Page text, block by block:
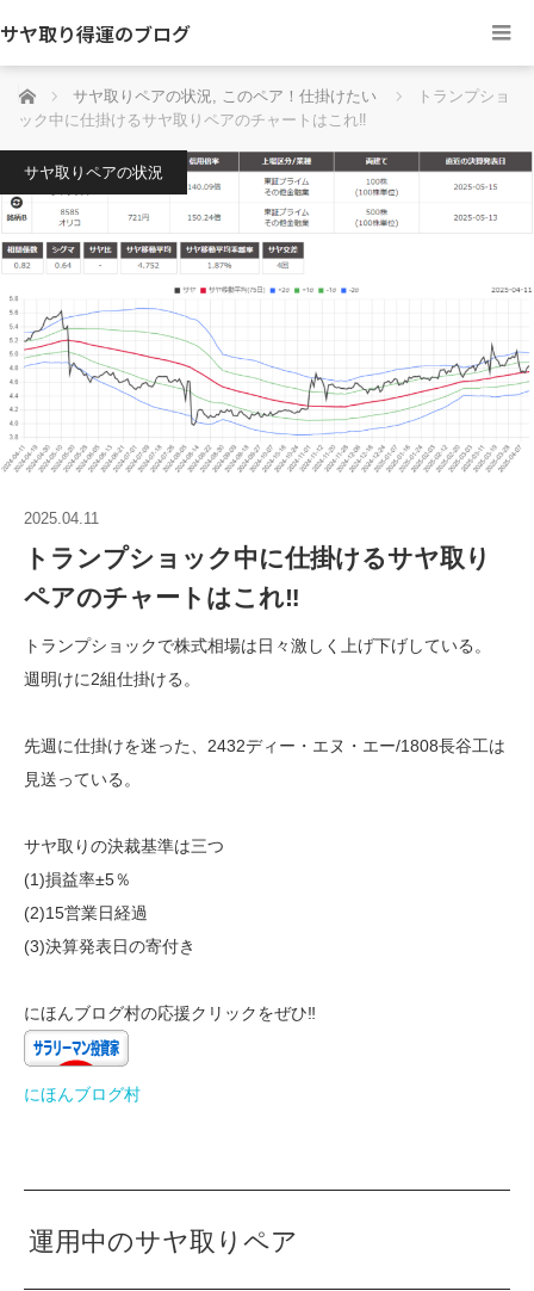
サヤ取り得運のブログ
ホーム サヤ取りペアの状況, このペア！仕掛けたい
トランプショ
ック中に仕掛けるサヤ取りペアのチャートはこれ‼
サヤ取りペアの状況
2025.04.11
トランプショック中に仕掛けるサヤ取り
ペアのチャートはこれ‼
トランプショックで株式相場は日々激しく上げ下げしている。
週明けに2組仕掛ける。
先週に仕掛けを迷った、2432ディー・エヌ・エー/1808長谷工は
見送っている。
サヤ取りの決裁基準は三つ
(1)損益率±5％
(2)15営業日経過
(3)決算発表日の寄付き
にほんブログ村の応援クリックをぜひ‼
にほんブログ村
運用中のサヤ取りペア